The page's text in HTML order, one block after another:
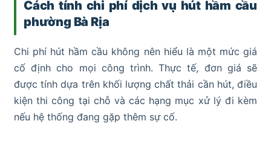
Cách tính chi phí dịch vụ hút hầm cầu
phường Bà Rịa
Chi phí hút hầm cầu không nên hiểu là một mức giá
cố định cho mọi công trình. Thực tế, đơn giá sẽ
được tính dựa trên khối lượng chất thải cần hút, điều
kiện thi công tại chỗ và các hạng mục xử lý đi kèm
nếu hệ thống đang gặp thêm sự cố.